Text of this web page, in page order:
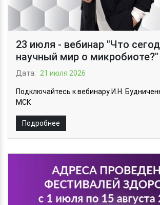
23 июля - вебинар "Что
научный мир о микробиоте?"
Дата: 21 июля 2026
Подключайтесь к вебинару И.Н.
МСК
Подробнее